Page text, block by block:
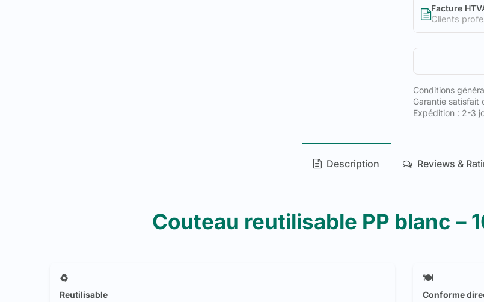
Facture
Clients
Conditions
Garantie satisfait
Expédition : 2-3
Description Reviews &
Couteau reutilisable PP blanc –
♻️
Reutilisable
🍽️
Conforme